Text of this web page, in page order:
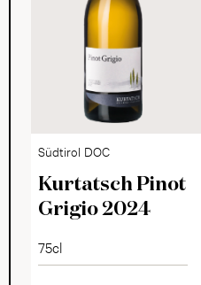
Südtirol DOC
Kurtatsch Pinot
Grigio 2024
75cl